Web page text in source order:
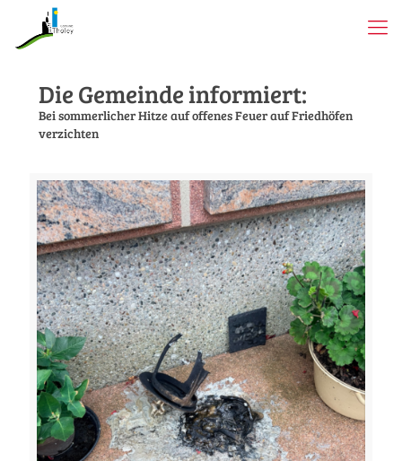
Die Gemeinde informiert:
Bei sommerlicher Hitze auf offenes Feuer auf Friedhöfen
verzichten